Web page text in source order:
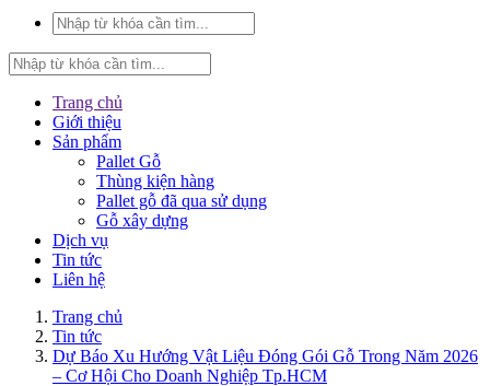
Trang chủ
Giới thiệu
Sản phẩm
Pallet Gỗ
Thùng kiện hàng
Pallet gỗ đã qua sử dụng
Gỗ xây dựng
Dịch vụ
Tin tức
Liên hệ
Trang chủ
Tin tức
Dự Báo Xu Hướng Vật Liệu Đóng Gói Gỗ Trong Năm 2026
– Cơ Hội Cho Doanh Nghiệp Tp.HCM